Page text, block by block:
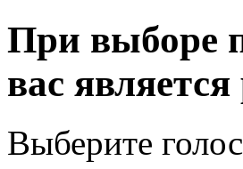
При выборе
вас
Выберите